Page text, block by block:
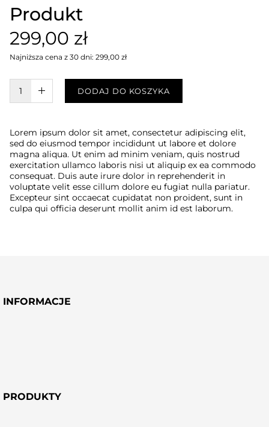
Produkt
299,00 zł
Najniższa cena z 30 dni: 299,00 zł
W KOSZYKU :)DODAJ DO KOSZYKA
Lorem ipsum dolor sit amet, consectetur adipiscing elit,
sed do eiusmod tempor incididunt ut labore et dolore
magna aliqua. Ut enim ad minim veniam, quis nostrud
exercitation ullamco laboris nisi ut aliquip ex ea commodo
consequat. Duis aute irure dolor in reprehenderit in
voluptate velit esse cillum dolore eu fugiat nulla pariatur.
Excepteur sint occaecat cupidatat non proident, sunt in
culpa qui officia deserunt mollit anim id est laborum.
INFORMACJE
PRODUKTY